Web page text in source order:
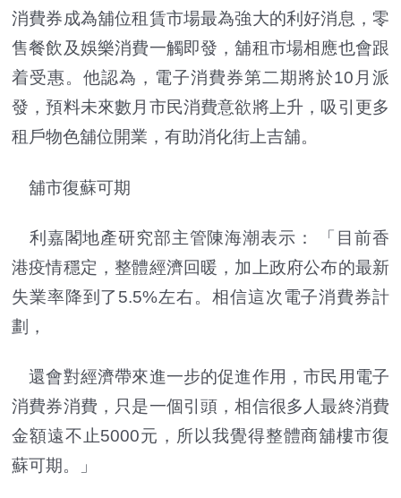
消費券成為舖位租賃市場最為強大的利好消息，零
售餐飲及娛樂消費一觸即發，舖租市場相應也會跟
着受惠。他認為，電子消費券第二期將於10月派
發，預料未來數月市民消費意欲將上升，吸引更多
租戶物色舖位開業，有助消化街上吉舖。
舖市復蘇可期
利嘉閣地產研究部主管陳海潮表示： 「目前香
港疫情穩定，整體經濟回暖，加上政府公布的最新
失業率降到了5.5%左右。相信這次電子消費券計
劃，
還會對經濟帶來進一步的促進作用，市民用電子
消費券消費，只是一個引頭，相信很多人最終消費
金額遠不止5000元，所以我覺得整體商舖樓市復
蘇可期。」